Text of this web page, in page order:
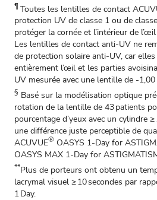
¶ Toutes les lentilles de contact
protection UV de classe 1 ou de
protéger la cornée et l’intérieur de
Les lentilles de contact anti-UV ne
de protection solaire anti-UV, car
entièrement l’œil et les parties
UV mesurée avec une lentille de -
§ Basé sur la modélisation optique
rotation de la lentille de 43 patients
pourcentage d’yeux avec un cylindre
une différence juste perceptible de
ACUVUE® OASYS 1-Day for
OASYS MAX 1-Day for
**Plus de porteurs ont obtenu un
lacrymal visuel ≥ 10 secondes par
1 Day.